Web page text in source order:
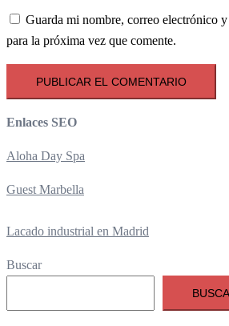
Guarda mi nombre, correo electrónico
para la próxima vez que comente.
Enlaces SEO
Aloha Day Spa
Guest Marbella
Lacado industrial en Madrid
Buscar